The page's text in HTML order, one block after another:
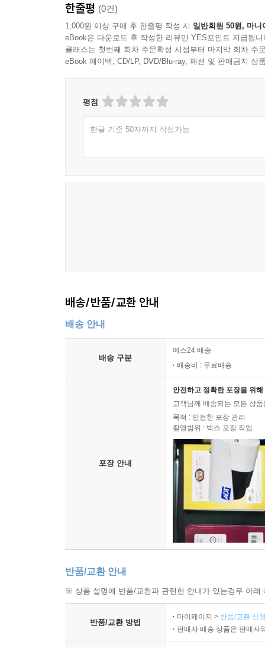
한줄평 (0건)
1,000원 이상 구매 후 한줄평 작성 시 일반회원 50원, 마니
eBook은 다운로드 후 작성한 리뷰만 YES포인트 지급됩니
클래스는 첫번째 회차 주문확정 시점부터 마지막 회차 주
eBook 페이백, CD/LP, DVD/Blu-ray, 패션 및 판매금지 상
평점
한글 기준 50자까지 작성가능
배송/반품/교환 안내
배송 안내
배송 구분
예스24 배송
배송비 : 무료배송
포장 안내
안전하고 정확한 포장을 위
고객님께 배송되는 모든 상
목적 : 안전한 포장 관리
촬영범위 : 박스 포장 작업
반품/교환 안내
※ 상품 설명에 반품/교환과 관련한 안내가 있는경우 아
반품/교환 방법
마이페이지 > 반품/교환 신
판매자 배송 상품은 판매자